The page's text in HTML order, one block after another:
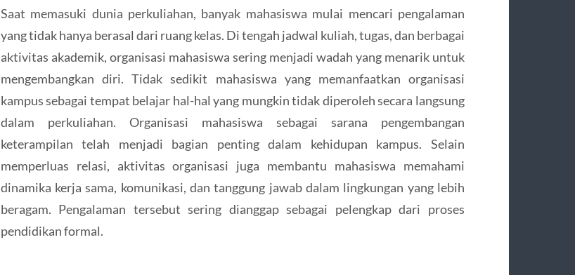
Saat memasuki dunia perkuliahan, banyak mahasiswa mulai mencari pengalaman
yang tidak hanya berasal dari ruang kelas. Di tengah jadwal kuliah, tugas, dan berbagai
aktivitas akademik, organisasi mahasiswa sering menjadi wadah yang menarik untuk
mengembangkan diri. Tidak sedikit mahasiswa yang memanfaatkan organisasi
kampus sebagai tempat belajar hal-hal yang mungkin tidak diperoleh secara langsung
dalam perkuliahan. Organisasi mahasiswa sebagai sarana pengembangan
keterampilan telah menjadi bagian penting dalam kehidupan kampus. Selain
memperluas relasi, aktivitas organisasi juga membantu mahasiswa memahami
dinamika kerja sama, komunikasi, dan tanggung jawab dalam lingkungan yang lebih
beragam. Pengalaman tersebut sering dianggap sebagai pelengkap dari proses
pendidikan formal.